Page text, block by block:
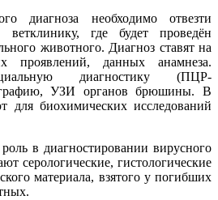
диагноза необходимо отвезти
где будет проведён
животного. Диагноз ставят на
проявлений, данных анамнеза.
диагностику (ПЦР-
УЗИ органов брюшины. В
для биохимических исследований
в диагностировании вирусного
серологические, гистологические
материала, взятого у погибших